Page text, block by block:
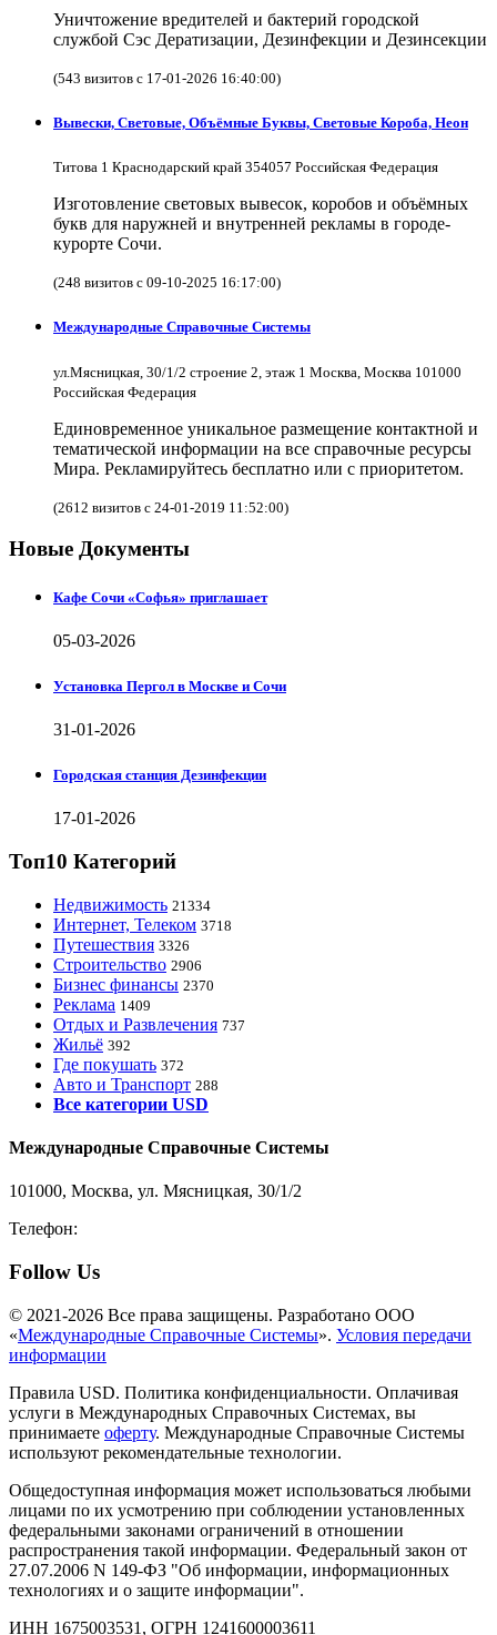
Уничтожение вредителей и бактерий городской
службой Сэс Дератизации, Дезинфекции и Дезинсекции
(543 визитов с 17-01-2026 16:40:00)
Вывески, Световые, Объёмные Буквы, Световые Короба, Неон
Титова 1 Краснодарский край 354057 Российская Федерация
Изготовление световых вывесок, коробов и объёмных
букв для наружней и внутренней рекламы в городе-
курорте Сочи.
(248 визитов с 09-10-2025 16:17:00)
Международные Справочные Системы
ул.Мясницкая, 30/1/2 строение 2, этаж 1 Москва, Москва 101000
Российская Федерация
Единовременное уникальное размещение контактной и
тематической информации на все справочные ресурсы
Мира. Рекламируйтесь бесплатно или с приоритетом.
(2612 визитов с 24-01-2019 11:52:00)
Новые Документы
Кафе Сочи «Софья» приглашает
05-03-2026
Установка Пергол в Москве и Сочи
31-01-2026
Городская станция Дезинфекции
17-01-2026
Топ10 Категорий
Недвижимость 21334
Интернет, Телеком 3718
Путешествия 3326
Строительство 2906
Бизнес финансы 2370
Реклама 1409
Отдых и Развлечения 737
Жильё 392
Где покушать 372
Авто и Транспорт 288
Все категории USD
Международные Справочные Системы
101000, Москва, ул. Мясницкая, 30/1/2
Телефон:
Follow Us
© 2021-2026 Все права защищены. Разработано ООО
«Международные Справочные Системы». Условия передачи
информации
Правила USD. Политика конфиденциальности. Оплачивая
услуги в Международных Справочных Системах, вы
принимаете оферту. Международные Справочные Системы
используют рекомендательные технологии.
Общедоступная информация может использоваться любыми
лицами по их усмотрению при соблюдении установленных
федеральными законами ограничений в отношении
распространения такой информации. Федеральный закон от
27.07.2006 N 149-ФЗ "Об информации, информационных
технологиях и о защите информации".
ИНН 1675003531, ОГРН 1241600003611